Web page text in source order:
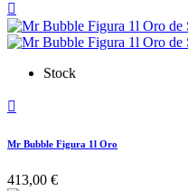

Stock

Mr Bubble Figura 1l Oro
413,00 €